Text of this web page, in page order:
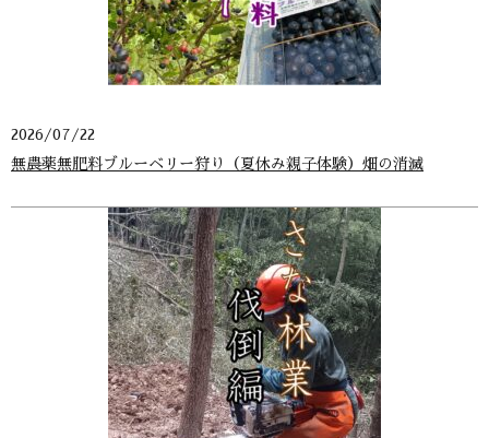
2026/07/22
無農薬無肥料ブルーベリー狩り（夏休み親子体験）畑の消滅